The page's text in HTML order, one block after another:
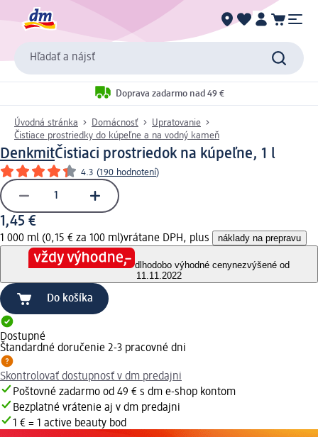
Hľadať a nájsť
Doprava zadarmo nad 49 €
Úvodná stránka Domácnosť
Upratovanie
Čistiace prostriedky do kúpeľne a na vodný kameň
DenkmitČistiaci prostriedok na kúpeľne, 1 l
4.3 (190 hodnotení)
1,45 €
1 000 ml (0,15 € za 100 ml)vrátane DPH, plus náklady na prepravu
dlhodobo výhodné cenynezvýšené od
11.11.2022
Do košíka
Dostupné
Štandardné doručenie 2-3 pracovné dni
Skontrolovať dostupnosť v dm predajni
Poštovné zadarmo od 49 € s dm e-shop kontom
Bezplatné vrátenie aj v dm predajni
1 € = 1 active beauty bod